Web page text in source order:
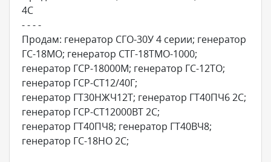
4С
- - - -
Продам: генератор СГО-30У 4 серии; генератор
ГС-18МО; генератор СТГ-18ТМО-1000;
генератор ГСР-18000М; генератор ГС-12ТО;
генератор ГСР-СТ12/40Г;
генератор ГТ30НЖЧ12Т; генератор ГТ40ПЧ6 2С;
генератор ГСР-СТ12000ВТ 2С;
генератор ГТ40ПЧ8; генератор ГТ40ВЧ8;
генератор ГС-18НО 2С;